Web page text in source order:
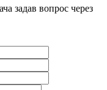
задав вопрос через